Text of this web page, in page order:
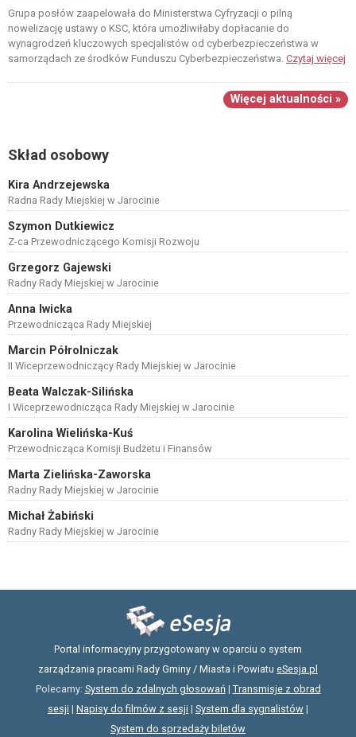
Grupa posłów zaapelowała do Ministerstwa Cyfryzacji o pilną
nowelizację ustawy o KSC, która umożliwiłaby dopłacanie do
wynagrodzeń kluczowych specjalistów od cyberbezpieczeństwa w
samorządach ze środków Funduszu Cyberbezpieczeństwa. Czytaj więcej
Więcej aktualności »
Skład osobowy
Kira Andrzejewska
Radna Rady Miejskiej w Jarocinie
Szymon Dutkiewicz
Z-ca Przewodniczącego Komisji Rozwoju
Grzegorz Gajewski
Radny Rady Miejskiej w Jarocinie
Anna Iwicka
Przewodnicząca Rady Miejskiej
Marcin Półrolniczak
II Wiceprzewodniczący Rady Miejskiej w Jarocinie
Beata Walczak-Silińska
I Wiceprzewodnicząca Rady Miejskiej w Jarocinie
Karolina Wielińska-Kuś
Przewodnicząca Komisji Budżetu i Finansów
Marta Zielińska-Zaworska
Radny Rady Miejskiej w Jarocinie
Michał Żabiński
Radny Rady Miejskiej w Jarocinie
Portal informacyjny przygotowany w oparciu o system
zarządzania pracami Rady Gminy / Miasta i Powiatu eSesja.pl
Polecamy: System do zdalnych głosowań| Transmisje z obrad
sesji | Napisy do filmów z sesji | System dla sygnalistów |
System do sprzedaży biletów